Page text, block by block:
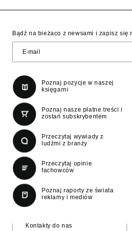
Bądź na bieżaco z newsami i zapisz się
Poznaj pozycje w naszej
księgarni
Poznaj nasze płatne treści i
zostań subskrybentem
Przeczytaj wywiady z
ludźmi z branży
Przeczytaj opinie
fachowców
Poznaj raporty ze świata
reklamy i mediów
Kontakty do nas